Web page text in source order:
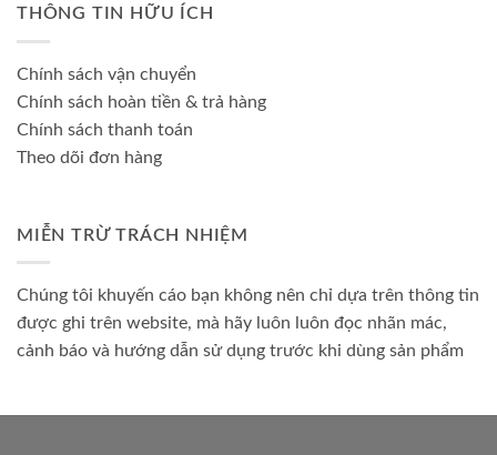
THÔNG TIN HỮU ÍCH
Chính sách vận chuyển
Chính sách hoàn tiền & trả hàng
Chính sách thanh toán
Theo dõi đơn hàng
MIỄN TRỪ TRÁCH NHIỆM
Chúng tôi khuyến cáo bạn không nên chỉ dựa trên thông tin
được ghi trên website, mà hãy luôn luôn đọc nhãn mác,
cảnh báo và hướng dẫn sử dụng trước khi dùng sản phẩm